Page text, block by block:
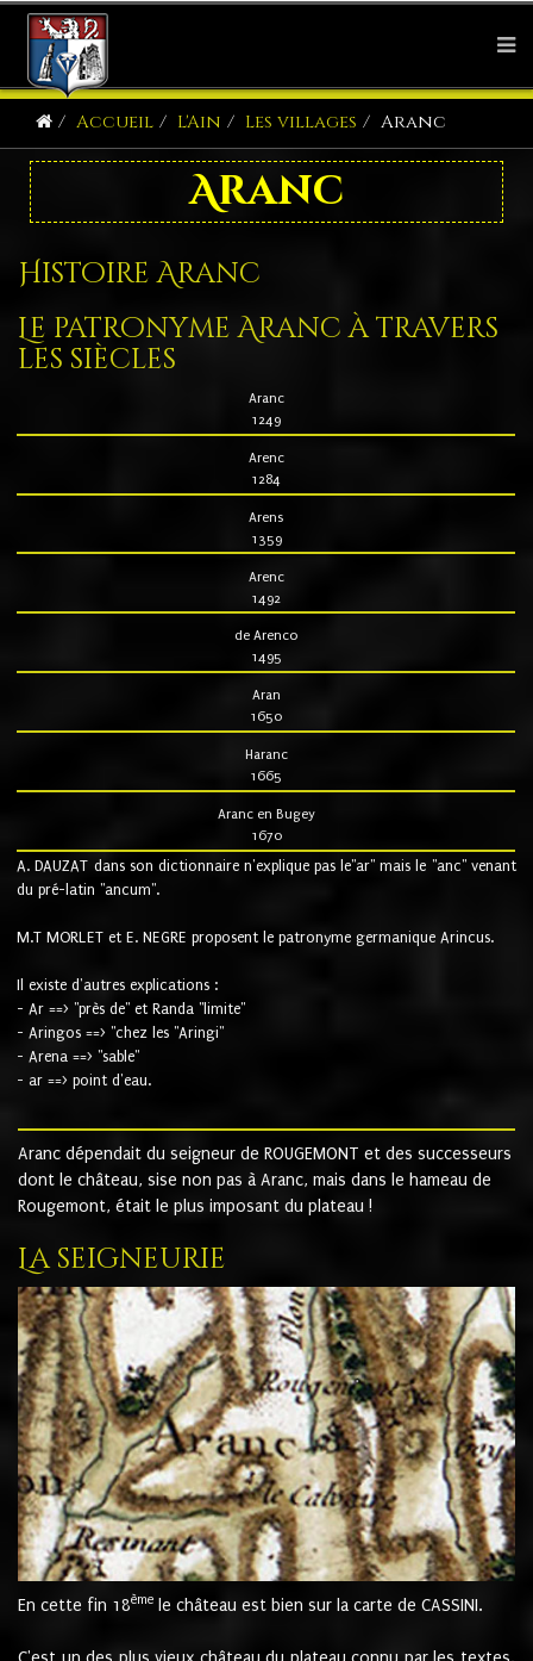
Accueil L'Ain Les villages Aranc
Aranc
Histoire Aranc
Le patronyme Aranc à travers
les siècles
Aranc
1249
Arenc
1284
Arens
1359
Arenc
1492
de Arenco
1495
Aran
1650
Haranc
1665
Aranc en Bugey
1670
A. DAUZAT dans son dictionnaire n'explique pas le"ar" mais le "anc" venant
du pré-latin "ancum".
M.T MORLET et E. NEGRE proposent le patronyme germanique Arincus.
Il existe d'autres explications :
- Ar ==> "près de" et Randa "limite"
- Aringos ==> "chez les "Aringi"
- Arena ==> "sable"
- ar ==> point d'eau.
Aranc dépendait du seigneur de ROUGEMONT et des successeurs
dont le château, sise non pas à Aranc, mais dans le hameau de
Rougemont, était le plus imposant du plateau !
La seigneurie
En cette fin 18ème le château est bien sur la carte de CASSINI.